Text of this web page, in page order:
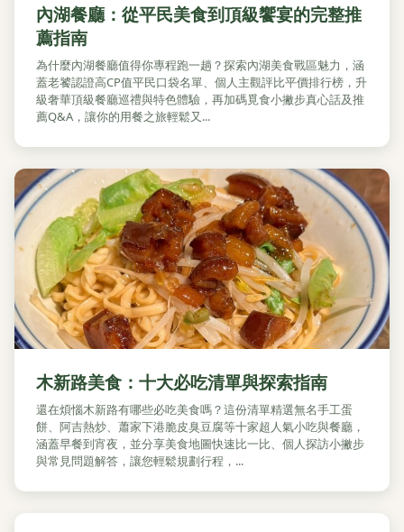
內湖餐廳：從平民美食到頂級饗宴的完整推
薦指南
為什麼內湖餐廳值得你專程跑一趟？探索內湖美食戰區魅力，涵
蓋老饕認證高CP值平民口袋名單、個人主觀評比平價排行榜，升
級奢華頂級餐廳巡禮與特色體驗，再加碼覓食小撇步真心話及推
薦Q&A，讓你的用餐之旅輕鬆又...
木新路美食：十大必吃清單與探索指南
還在煩惱木新路有哪些必吃美食嗎？這份清單精選無名手工蛋
餅、阿吉熱炒、蕭家下港脆皮臭豆腐等十家超人氣小吃與餐廳，
涵蓋早餐到宵夜，並分享美食地圖快速比一比、個人探訪小撇步
與常見問題解答，讓您輕鬆規劃行程，...